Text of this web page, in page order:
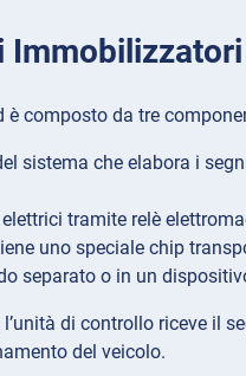
composto da tre
sistema che elabora i
tramite relè
uno speciale chip
separato o in un
di controllo riceve il
del veicolo.